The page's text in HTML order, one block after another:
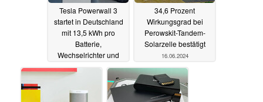
Tesla Powerwall 3
startet in Deutschland
mit 13,5 kWh pro
Batterie,
Wechselrichter und
Outdoor-Gehäuse
34,6 Prozent
Wirkungsgrad bei
Perowskit-Tandem-
Solarzelle bestätigt
16.06.2024